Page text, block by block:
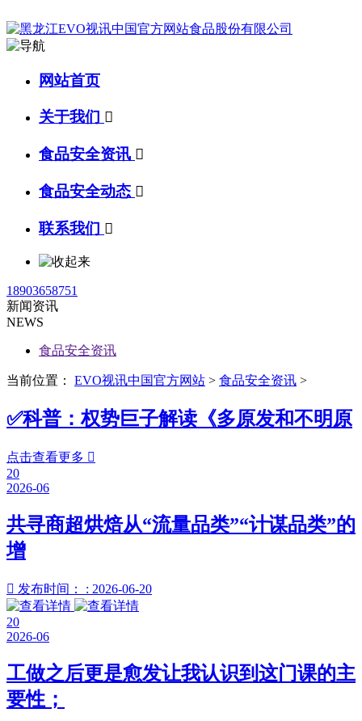
网站首页
关于我们 
食品安全资讯 
食品安全动态 
联系我们 
18903658751
新闻资讯
NEWS
食品安全资讯
当前位置： EVO视讯中国官方网站 > 食品安全资讯 >
✅科普：权势巨子解读《多原发和不明原
点击查看更多 
20
2026-06
共寻商超烘焙从“流量品类”“计谋品类”的
增
 发布时间： : 2026-06-20
20
2026-06
工做之后更是愈发让我认识到这门课的主
要性；